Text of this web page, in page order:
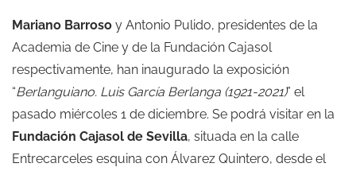
Mariano Barroso y Antonio Pulido, presidentes de la
Academia de Cine y de la Fundación Cajasol
respectivamente, han inaugurado la exposición
“Berlanguiano. Luis García Berlanga (1921-2021)” el
pasado miércoles 1 de diciembre. Se podrá visitar en la
Fundación Cajasol de Sevilla, situada en la calle
Entrecarceles esquina con Álvarez Quintero, desde el